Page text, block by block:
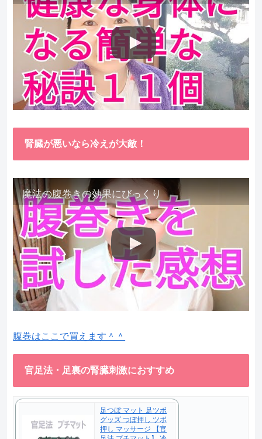
腎臓が悪いなら冷えが大敵！
魔法の腹巻きの効果にびっくり
腹巻はここで買えます＾＾
官足法・足裏の腎臓刺激におすすめ
足つぼ マット 足ツボ
グッズ つぼ押し ツボ
押し マッサージ 【官